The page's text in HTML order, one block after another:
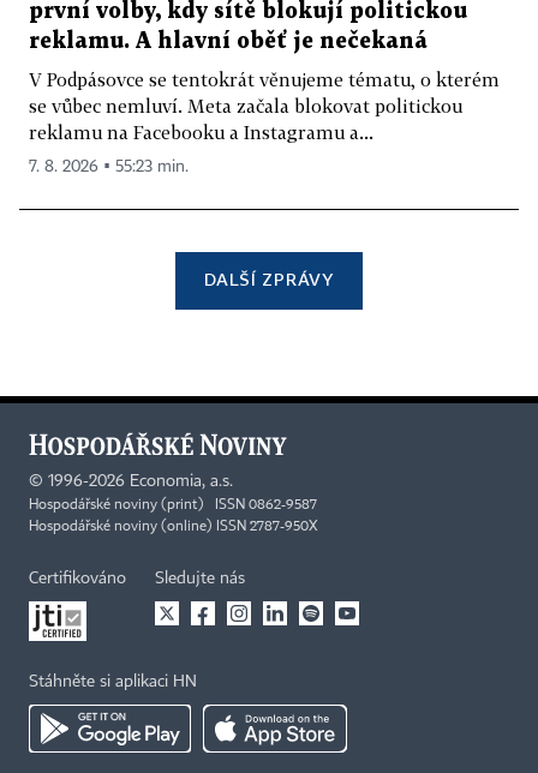
první volby, kdy sítě blokují politickou
reklamu. A hlavní oběť je nečekaná
V Podpásovce se tentokrát věnujeme tématu, o kterém
se vůbec nemluví. Meta začala blokovat politickou
reklamu na Facebooku a Instagramu a...
7. 8. 2026 ▪ 55:23 min.
DALŠÍ ZPRÁVY
© 1996-2026 Economia, a.s.
Hospodářské noviny (print) ISSN 0862-9587
Hospodářské noviny (online) ISSN 2787-950X
Certifikováno Sledujte nás
Stáhněte si aplikaci HN